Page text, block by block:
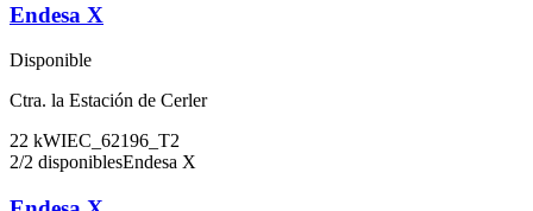
Endesa X
Disponible
Ctra. la Estación de Cerler
22 kWIEC_62196_T2
2/2 disponiblesEndesa X